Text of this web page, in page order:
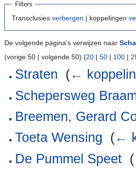
Filters
Transclusies verbergen | koppelingen
De volgende pagina's verwijzen naar
(vorige 50 | volgende 50) (20 | 50 | 100 |
Straten (←
Schepersweg
Breemen, Gerard
Toeta Wensing (←
De Pummel Speet (